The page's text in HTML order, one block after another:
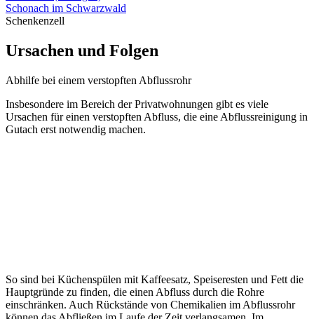
auch Papier in den Toiletten und in erster Linie mit Hautfetten und
Haaren in den Badewannen und Duschen zu tun.
Nicht per se ist dabei gleich eine totale Abflussverstopfung das
Ergebnis sondern eine unmerklich weniger werdende Abflussmenge
eine unsachgemäße Rohrreinigung Abhilfe zu schaffen.
Meist versuchtman zunächst eigenhändig anhand einer Saugglocke
bzw. eines "Pömpels" das Problem zu lösen, und wenn dies nicht
funktioniert wird zu bekannten Hausmitteln gegriffen. Davon ist
Stellenangebot
Abflussreinigung im Ortenaukreis